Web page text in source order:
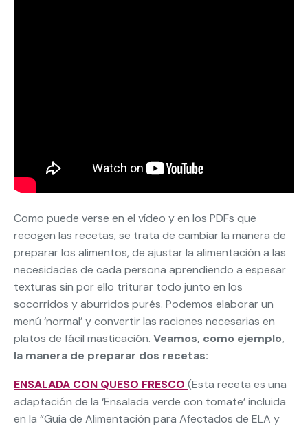
Como puede verse en el vídeo y en los PDFs que
recogen las recetas, se trata de cambiar la manera de
preparar los alimentos, de ajustar la alimentación a las
necesidades de cada persona aprendiendo a espesar
texturas sin por ello triturar todo junto en los
socorridos y aburridos purés. Podemos elaborar un
menú ‘normal’ y convertir las raciones necesarias en
platos de fácil masticación. Veamos, como ejemplo,
la manera de preparar dos recetas:
ENSALADA CON QUESO FRESCO (Esta receta es una
adaptación de la ‘Ensalada verde con tomate’ incluida
en la “Guía de Alimentación para Afectados de ELA y